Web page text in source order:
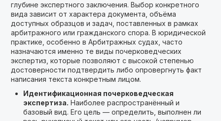
глубине экспертного заключения. Выбор конкретного
вида зависит от характера документа, объёма
доступных образцов и задач, поставленных в рамках
арбитражного или гражданского спора. В юридической
практике, особенно в Арбитражных судах, часто
назначаются именно те виды почерковедческих
экспертиз, которые позволяют с высокой степенью
достоверности подтвердить либо опровергнуть факт
написания текста конкретным лицом.
Идентификационная почерковедческая
экспертиза. Наиболее распространённый и
базовый вид. Его цель — определить, выполнен ли